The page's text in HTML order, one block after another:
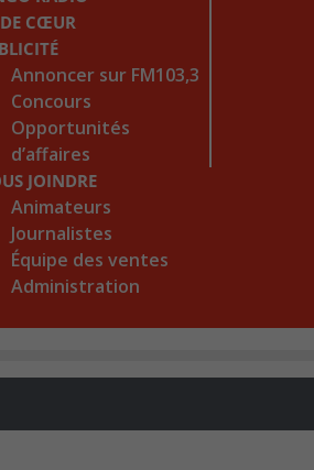
CŒUR
Annoncer sur FM103,3
Concours
Opportunités
d’affaires
JOINDRE
Animateurs
Journalistes
Équipe des ventes
Administration